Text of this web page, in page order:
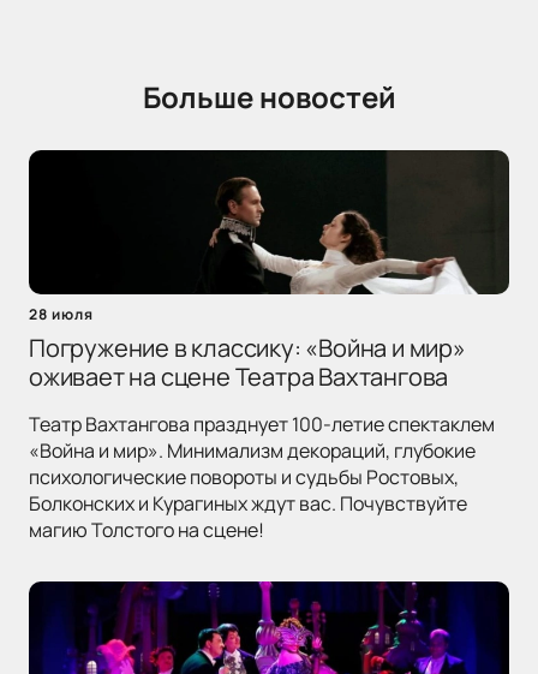
Больше новостей
28 июля
Погружение в классику: «Война и мир»
оживает на сцене Театра Вахтангова
Театр Вахтангова празднует 100-летие спектаклем
«Война и мир». Минимализм декораций, глубокие
психологические повороты и судьбы Ростовых,
Болконских и Курагиных ждут вас. Почувствуйте
магию Толстого на сцене!